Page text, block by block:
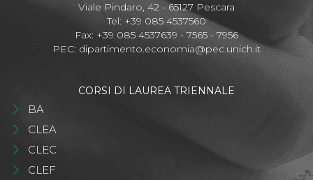
Viale Pindaro, 42 - 65127 Pescara
Tel: +39 085 4537560
Fax: +39 085 4537639 - 7565 - 7956
PEC: dipartimento.economia@pec.unich.it
CORSI DI LAUREA TRIENNALE
BA
CLEA
CLEC
CLEF